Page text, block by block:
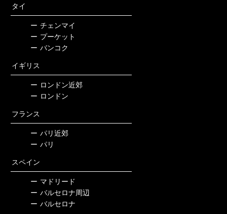
タイ
ー チェンマイ
ー プーケット
ー バンコク
イギリス
ー ロンドン近郊
ー ロンドン
フランス
ー パリ近郊
ー パリ
スペイン
ー マドリード
ー バルセロナ周辺
ー バルセロナ